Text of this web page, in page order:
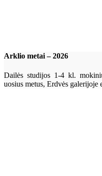
Arklio metai – 2026
Dailės studijos 1-4 kl.
uosius metus, Erdvės galerijoje